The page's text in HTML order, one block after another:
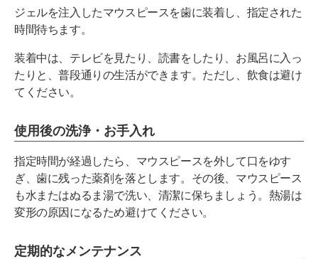
ジェルを注入したマウスピースを歯に装着し、指定された
時間待ちます。
装着中は、テレビを見たり、読書をしたり、お風呂に入っ
たりと、普段通りの生活ができます。ただし、飲食は避け
てください。
使用後の洗浄・お手入れ
指定時間が経過したら、マウスピースを外して口をゆす
ぎ、歯に残った薬剤を落とします。その後、マウスピース
も水またはぬるま湯で洗い、清潔に保ちましょう。熱湯は
変形の原因になるため避けてください。
定期的なメンテナンス